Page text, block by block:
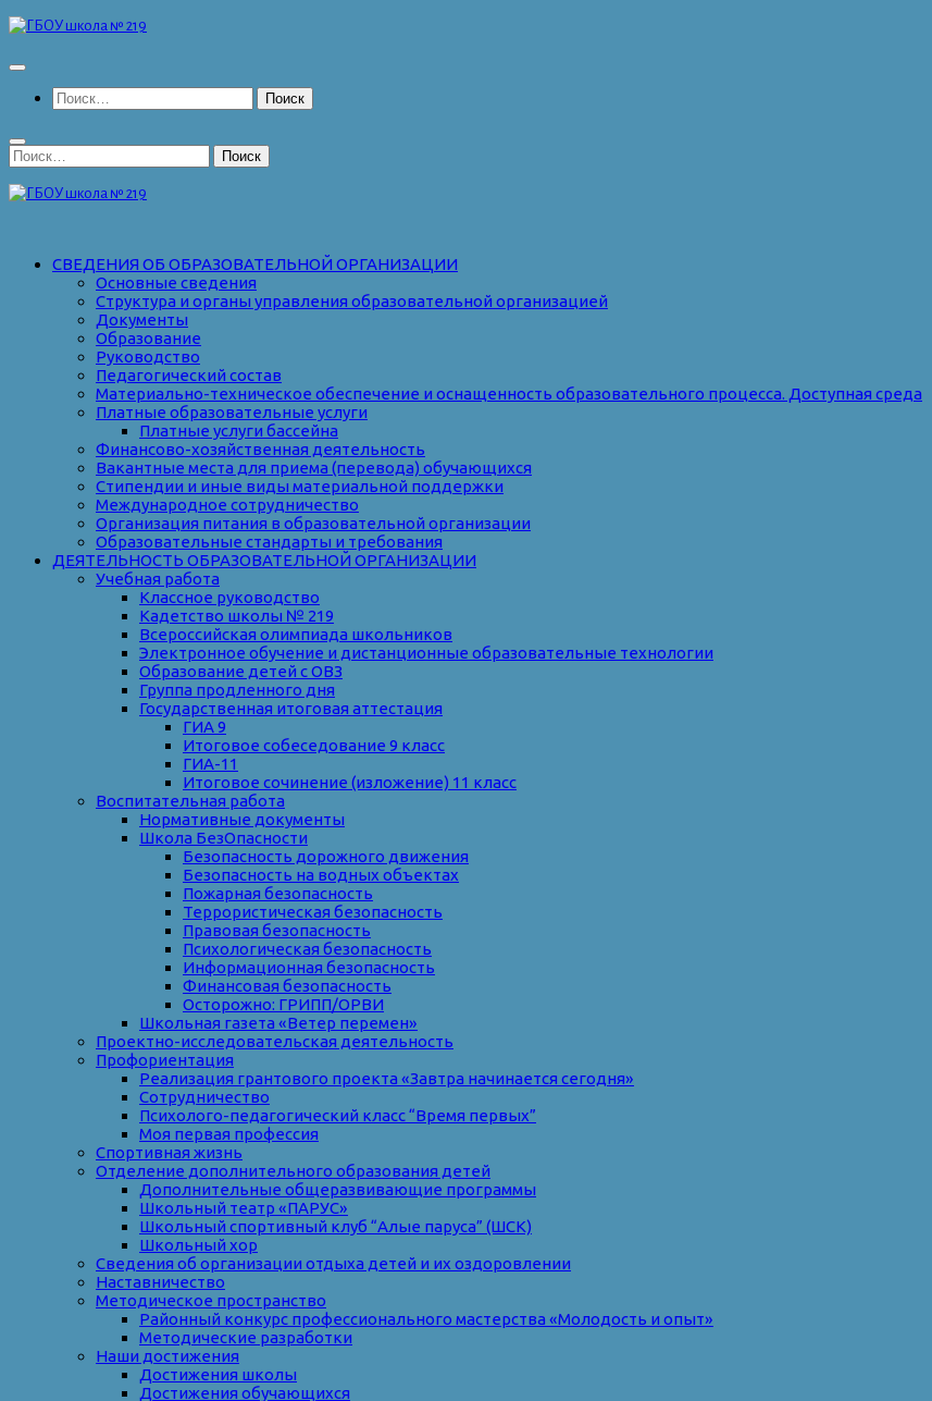
Перейти
содержимому
Найти:
Найти:
СВЕДЕНИЯ ОБ ОБРАЗОВАТЕЛЬНОЙ ОРГАНИЗАЦИИ
Основные сведения
Структура и органы управления образовательной организацией
Документы
Образование
Руководство
Педагогический состав
Материально-техническое обеспечение и оснащенность образовательного процесса. Доступная среда
Платные образовательные услуги
Платные услуги бассейна
Финансово-хозяйственная деятельность
Вакантные места для приема (перевода) обучающихся
Стипендии и иные виды материальной поддержки
Международное сотрудничество
Организация питания в образовательной организации
Образовательные стандарты и требования
ДЕЯТЕЛЬНОСТЬ ОБРАЗОВАТЕЛЬНОЙ ОРГАНИЗАЦИИ
Учебная работа
Классное руководство
Кадетство школы № 219
Всероссийская олимпиада школьников
Электронное обучение и дистанционные образовательные технологии
Образование детей с ОВЗ
Группа продленного дня
Государственная итоговая аттестация
ГИА 9
Итоговое собеседование 9 класс
ГИА-11
Итоговое сочинение (изложение) 11 класс
Воспитательная работа
Нормативные документы
Школа БезОпасности
Безопасность дорожного движения
Безопасность на водных объектах
Пожарная безопасность
Террористическая безопасность
Правовая безопасность
Психологическая безопасность
Информационная безопасность
Финансовая безопасность
Осторожно: ГРИПП/ОРВИ
Школьная газета «Ветер перемен»
Проектно-исследовательская деятельность
Профориентация
Реализация грантового проекта «Завтра начинается сегодня»
Сотрудничество
Психолого-педагогический класс “Время первых”
Моя первая профессия
Спортивная жизнь
Отделение дополнительного образования детей
Дополнительные общеразвивающие программы
Школьный театр «ПАРУС»
Школьный спортивный клуб “Алые паруса” (ШСК)
Школьный хор
Сведения об организации отдыха детей и их оздоровлении
Наставничество
Методическое пространство
Районный конкурс профессионального мастерства «Молодость и опыт»
Методические разработки
Наши достижения
Достижения школы
Достижения обучающихся